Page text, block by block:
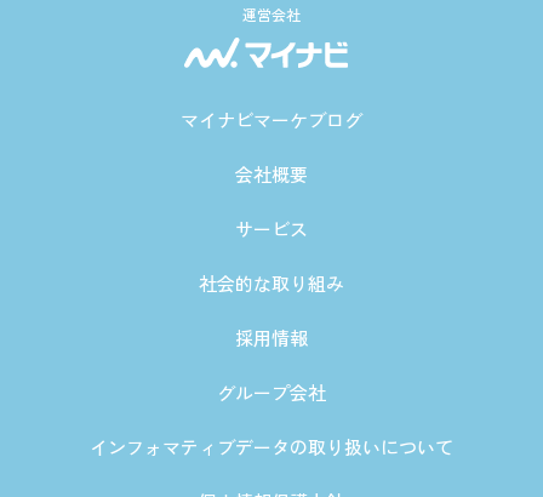
運営会社
マイナビマーケブログ
会社概要
サービス
社会的な取り組み
採用情報
グループ会社
インフォマティブデータの取り扱いについて